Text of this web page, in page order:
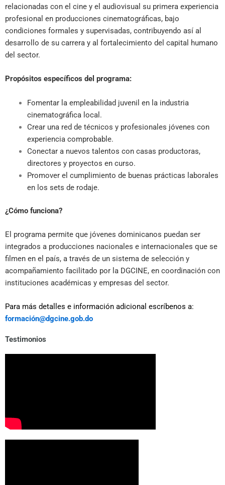
relacionadas con el cine y el audiovisual su primera experiencia
profesional en producciones cinematográficas, bajo
condiciones formales y supervisadas, contribuyendo así al
desarrollo de su carrera y al fortalecimiento del capital humano
del sector.
Propósitos específicos del programa:
Fomentar la empleabilidad juvenil en la industria
cinematográfica local.
Crear una red de técnicos y profesionales jóvenes con
experiencia comprobable.
Conectar a nuevos talentos con casas productoras,
directores y proyectos en curso.
Promover el cumplimiento de buenas prácticas laborales
en los sets de rodaje.
¿Cómo funciona?
El programa permite que jóvenes dominicanos puedan ser
integrados a producciones nacionales e internacionales que se
filmen en el país, a través de un sistema de selección y
acompañamiento facilitado por la DGCINE, en coordinación con
instituciones académicas y empresas del sector.
Para más detalles e información adicional escríbenos a:
formación@dgcine.gob.do
Testimonios